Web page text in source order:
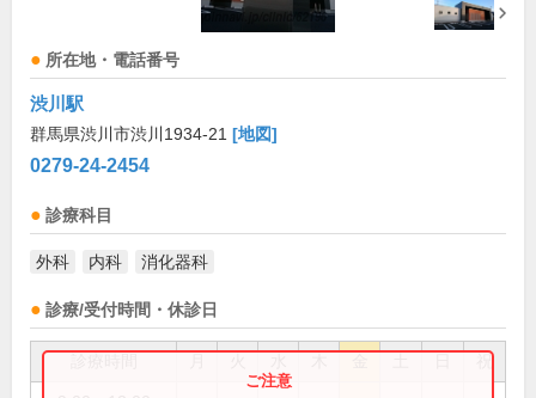
所在地・電話番号
渋川駅
群馬県渋川市渋川1934-21 [地図]
0279-24-2454
診療科目
外科 内科 消化器科
診療/受付時間・休診日
祝